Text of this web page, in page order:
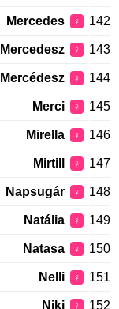
142
♀
Mercedes
143
♀
Mercedesz
144
♀
Mercédesz
145
♀
Merci
146
♀
Mirella
147
♀
Mirtill
148
♀
Napsugár
149
♀
Natália
150
♀
Natasa
151
♀
Nelli
152
♀
Niki